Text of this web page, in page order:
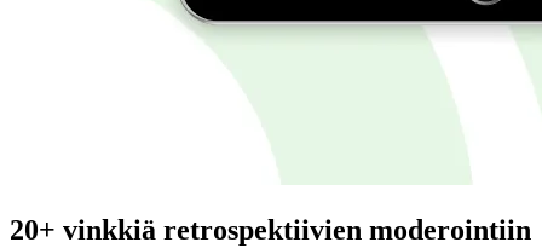
20+ vinkkiä retrospektiivien moderointiin